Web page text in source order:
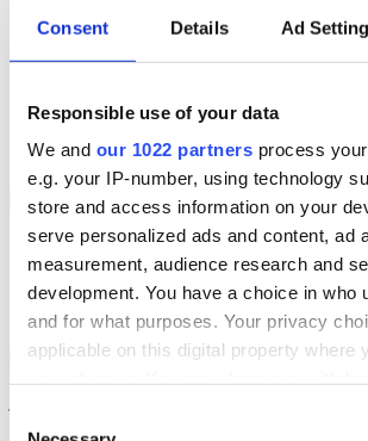
Consent Details Ad
Responsible use of your data
We and our 1022 partners process
e.g. your IP-number, using technology
store and access information on your
serve personalized ads and content, ad
measurement, audience research and
development. You have a choice in who
and for what purposes. Your privacy
applicable on this digital property where
the Privacy trigger icon.
Consent
Region
Klantenportaal
Contact
Back to Menu Branches
Groothandel
Automotive
Verhuur
Field Service
Back to Branches
Groothandel Overzicht
Vergroot je ordercapaciteit en verhoog de